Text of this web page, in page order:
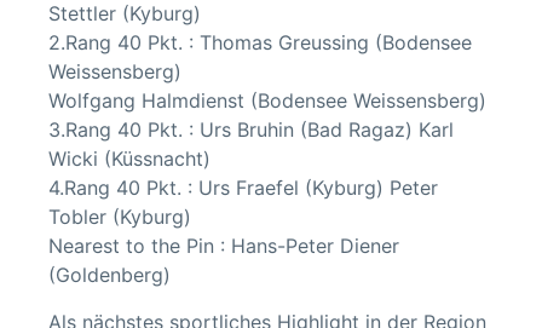
Stettler (Kyburg)
2.Rang 40 Pkt. : Thomas Greussing (Bodensee
Weissensberg)
Wolfgang Halmdienst (Bodensee Weissensberg)
3.Rang 40 Pkt. : Urs Bruhin (Bad Ragaz) Karl
Wicki (Küssnacht)
4.Rang 40 Pkt. : Urs Fraefel (Kyburg) Peter
Tobler (Kyburg)
Nearest to the Pin : Hans-Peter Diener
(Goldenberg)
Als nächstes sportliches Highlight in der Region